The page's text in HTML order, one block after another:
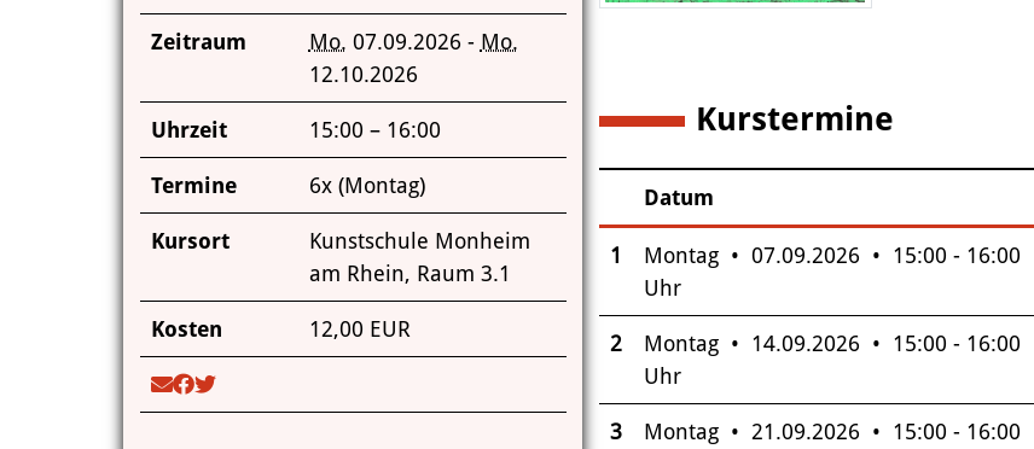
Zeitraum Mo. 07.09.2026 - Mo.
12.10.2026
Uhrzeit 15:00 – 16:00
Termine 6x (Montag)
Kursort
Kunstschule Monheim
am Rhein, Raum 3.1
Kosten 12,00 EUR
Kurstermine
Insgesamt gibt es 6 Termine zum diesen Kurs
–
Datum
1
Montag • 07.09.2026 • 15:00 - 16:00
Uhr
2
Montag • 14.09.2026 • 15:00 - 16:00
Uhr
3
Montag • 21.09.2026 • 15:00 - 16:00